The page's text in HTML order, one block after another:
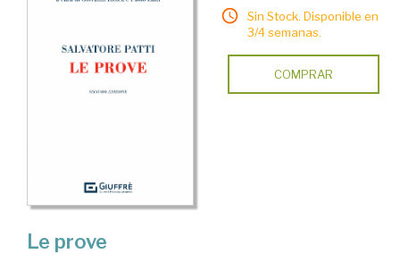
Sin Stock. Disponible en
3/4 semanas.
COMPRAR
Le prove